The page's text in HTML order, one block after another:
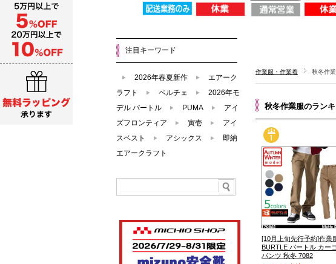
作業服・作業着 秋冬作
秋冬作業服のラン
[10月上旬先行予約]作業
BURTLE バートル カー
パンツ 秋冬 7082
注目キーワード
2026年春夏新作
エアーク
ラフト
ペルチェ
2026年モ
デル バートル
PUMA
アイ
ズフロンティア
寅壱
アイ
スベスト
アシックス
即納
エアークラフト